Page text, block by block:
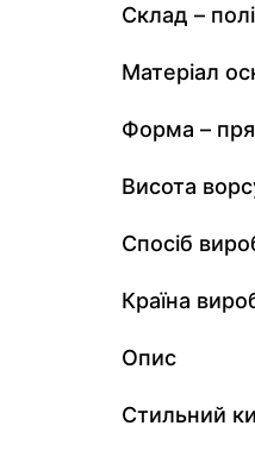
Склад –
Матеріал
Форма –
Висота
Спосіб
Країна
Опис
Стильний